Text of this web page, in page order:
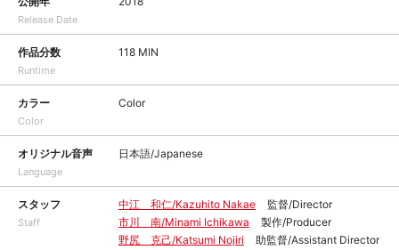
Release Date
作品分数
Runtime
118 MIN
カラー
Color
Color
オリジナル音声
Language
日本語/Japanese
スタッフ
Staff
中江 和仁/Kazuhito Nakae
監督/Director
市川 南/Minami Ichikawa
製作/Producer
野尻 克己/Katsumi Nojiri
助監督/Assistant Director